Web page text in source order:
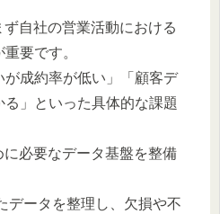
自社の営業活動における
要です。
成約率が低い」「顧客デ
」といった具体的な課題
必要なデータ基盤を整備
データを整理し、欠損や不